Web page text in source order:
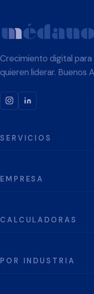
Crecimiento digital para
quieren liderar. Buenos
SERVICIOS
EMPRESA
CALCULADORAS
POR INDUSTRIA